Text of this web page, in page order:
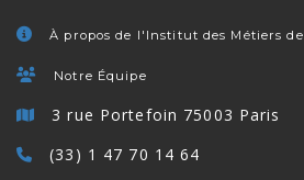
À propos de l'Institut des Métiers
Notre Équipe
3 rue Portefoin 75003 Paris
(33) 1 47 70 14 64